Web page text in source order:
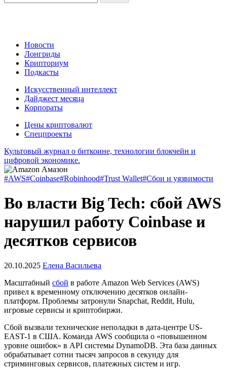
Новости
Лонгриды
Крипториум
Подкасты
Искусственный интеллект
Дайджест месяца
Корпораты
Цены криптовалют
Спецпроекты
Культовый журнал о биткоине, технологии блокчейн и
цифровой экономике.
#AWS#Coinbase#Robinhood#Trust Wallet#Сбои и уязвимости
Во власти Big Tech: сбой AWS
нарушил работу Coinbase и
десятков сервисов
20.10.2025 Елена Васильева
Масштабный сбой в работе Amazon Web Services (AWS)
привел к временному отключению десятков онлайн-
платформ. Проблемы затронули Snapchat, Reddit, Hulu,
игровые сервисы и криптобиржи.
Сбой вызвали технические неполадки в дата-центре US-
EAST-1 в США. Команда AWS сообщила о «повышенном
уровне ошибок» в API системы DynamoDB. Эта база данных
обрабатывает сотни тысяч запросов в секунду для
стриминговых сервисов, платежных систем и игр.